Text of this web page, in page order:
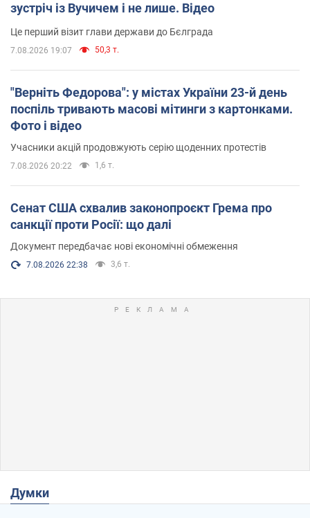
зустріч із Вучичем і не лише. Відео
Це перший візит глави держави до Бєлграда
7.08.2026 19:07 50,3 т.
"Верніть Федорова": у містах України 23-й день
поспіль тривають масові мітинги з картонками.
Фото і відео
Учасники акцій продовжують серію щоденних протестів
7.08.2026 20:22 1,6 т.
Сенат США схвалив законопроєкт Грема про
санкції проти Росії: що далі
Документ передбачає нові економічні обмеження
7.08.2026 22:38 3,6 т.
Думки